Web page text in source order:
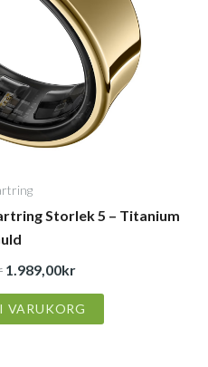
Storlek 5 – Titanium
1.989,00kr
VARUKORG